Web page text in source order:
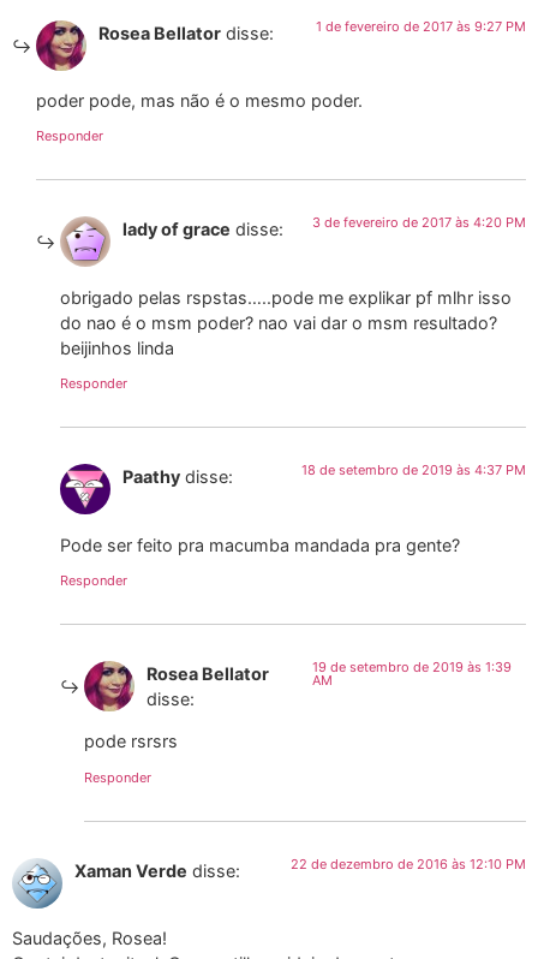
Rosea Bellator disse: 1 de fevereiro de 2017 às 9:27 PM
poder pode, mas não é o mesmo poder.
Responder
lady of grace disse: 3 de fevereiro de 2017 às 4:20 PM
obrigado pelas rspstas…..pode me explikar pf mlhr isso
do nao é o msm poder? nao vai dar o msm resultado?
beijinhos linda
Responder
Paathy disse: 18 de setembro de 2019 às 4:37 PM
Pode ser feito pra macumba mandada pra gente?
Responder
Rosea Bellator
disse:
19 de setembro de 2019 às 1:39
AM
pode rsrsrs
Responder
Xaman Verde disse: 22 de dezembro de 2016 às 12:10 PM
Saudações, Rosea!